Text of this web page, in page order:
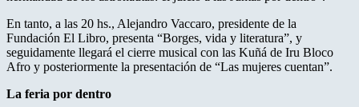
En tanto, a las 20 hs., Alejandro Vaccaro, presidente de la
Fundación El Libro, presenta “Borges, vida y literatura”, y
seguidamente llegará el cierre musical con las Kuñá de Iru Bloco
Afro y posteriormente la presentación de “Las mujeres cuentan”.
La feria por dentro